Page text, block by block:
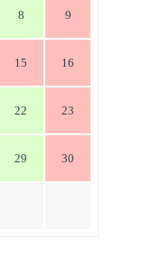
8 9
15 16
22 23
29 30